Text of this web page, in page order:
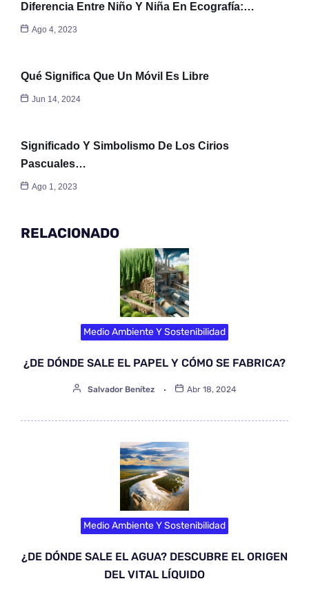
Diferencia Entre Niño Y Niña En Ecografía:…
Ago 4, 2023
Qué Significa Que Un Móvil Es Libre
Jun 14, 2024
Significado Y Simbolismo De Los Cirios
Pascuales…
Ago 1, 2023
RELACIONADO
Medio Ambiente Y Sostenibilidad
¿DE DÓNDE SALE EL PAPEL Y CÓMO SE FABRICA?
Salvador Benítez Abr 18, 2024
Medio Ambiente Y Sostenibilidad
¿DE DÓNDE SALE EL AGUA? DESCUBRE EL ORIGEN
DEL VITAL LÍQUIDO